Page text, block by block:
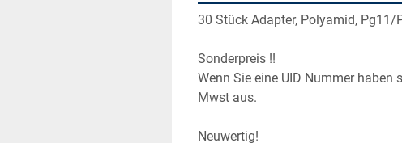
30 Stück Adapter, Polyamid, Pg11/
Sonderpreis !!
Wenn Sie eine UID Nummer haben
Mwst aus.
Neuwertig!